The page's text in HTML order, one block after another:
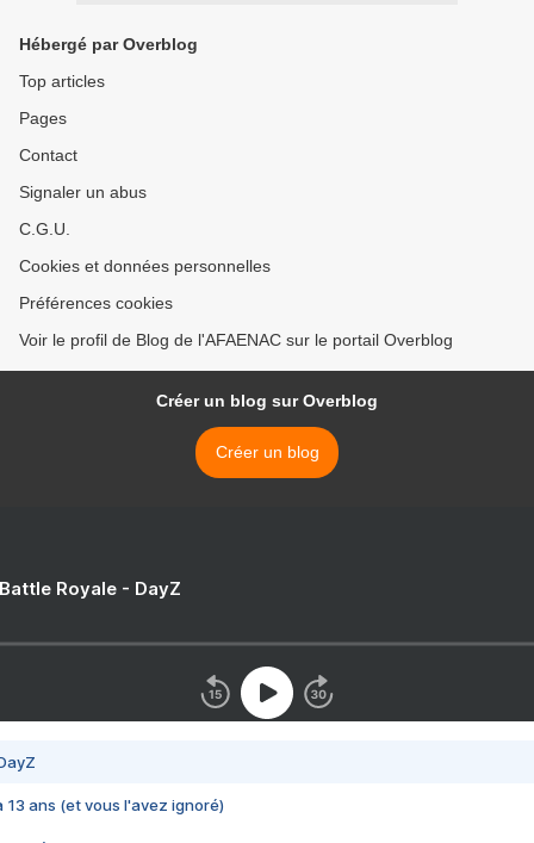
Hébergé par Overblog
Top articles
Pages
Contact
Signaler un abus
C.G.U.
Cookies et données personnelles
Préférences cookies
Voir le profil de Blog de l'AFAENAC sur le portail Overblog
Créer un blog sur Overblog
Créer un blog
Royale - DayZ
13 ans (et vous l'avez ignoré)